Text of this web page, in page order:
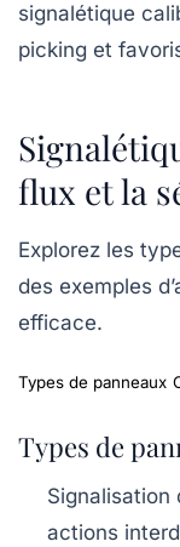
signalétique
picking et
flux et la
Explorez les
des exemples
efficace.
Types de panneaux
Types de
Signalisation
actions